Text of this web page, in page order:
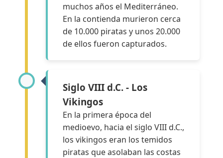
muchos años el Mediterráneo.
En la contienda murieron cerca
de 10.000 piratas y unos 20.000
de ellos fueron capturados.
Siglo VIII d.C. - Los
Vikingos
En la primera época del
medioevo, hacia el siglo VIII d.C.,
los vikingos eran los temidos
piratas que asolaban las costas